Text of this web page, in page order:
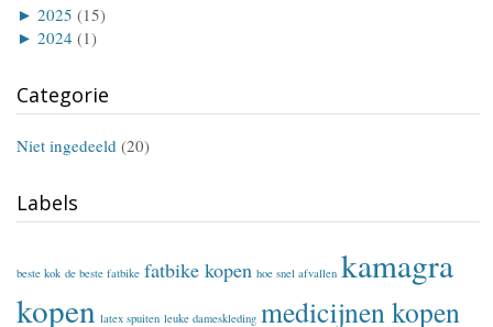
► 2025 (15)
► 2024 (1)
Categorie
Niet ingedeeld (20)
Labels
beste kok de beste fatbike fatbike kopen hoe snel afvallen kamagra
kopen latex spuiten leuke dameskleding medicijnen kopen